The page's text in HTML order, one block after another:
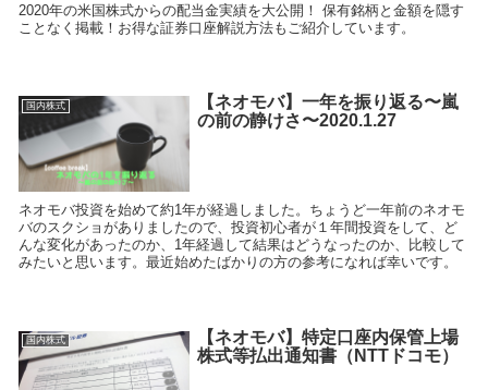
2020年の米国株式からの配当金実績を大公開！ 保有銘柄と金額を隠す
ことなく掲載！お得な証券口座解説方法もご紹介しています。
国内株式
【ネオモバ】一年を振り返る〜嵐
の前の静けさ〜2020.1.27
ネオモバ投資を始めて約1年が経過しました。ちょうど一年前のネオモ
バのスクショがありましたので、投資初心者が１年間投資をして、ど
んな変化があったのか、1年経過して結果はどうなったのか、比較して
みたいと思います。最近始めたばかりの方の参考になれば幸いです。
国内株式
【ネオモバ】特定口座内保管上場
株式等払出通知書（NTTドコモ）